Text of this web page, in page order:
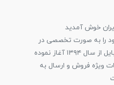
خوش آمدید
را به صورت تخصصی در
زمینه فروش لوازم جانبی موبایل از سال ۱۳۹۴ آغاز نموده
ویژه فروش و ارسال به